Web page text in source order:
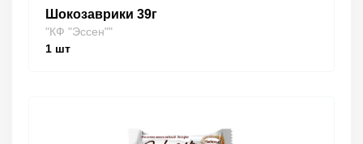
Шокозаврики 39г
"КФ "Эссен""
1 шт